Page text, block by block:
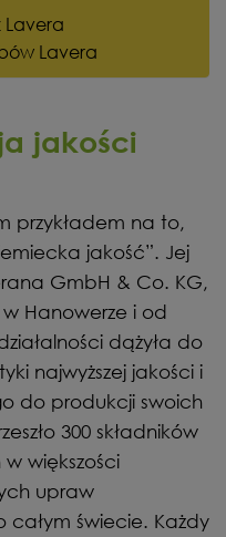
Lavera
Lavera
jakości
przykładem na to,
jakość”. Jej
GmbH & Co. KG,
Hanowerze i od
dążyła do
najwyższej jakości i
do produkcji swoich
300 składników
większości
upraw
całym świecie. Każdy